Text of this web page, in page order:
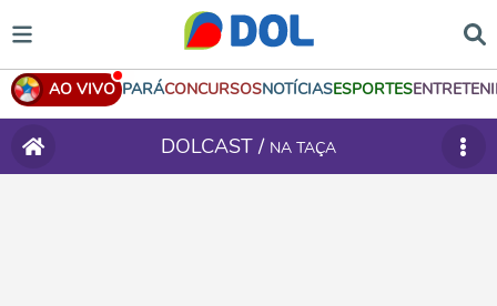
AO VIVO PARÁCONCURSOSNOTÍCIASESPORTES
DOLCAST / NA TAÇA